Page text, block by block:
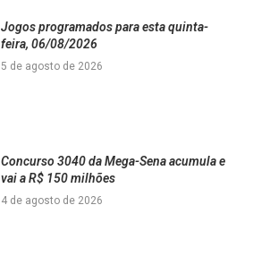
Jogos programados para esta quinta-
feira, 06/08/2026
5 de agosto de 2026
Concurso 3040 da Mega-Sena acumula e
vai a R$ 150 milhões
4 de agosto de 2026